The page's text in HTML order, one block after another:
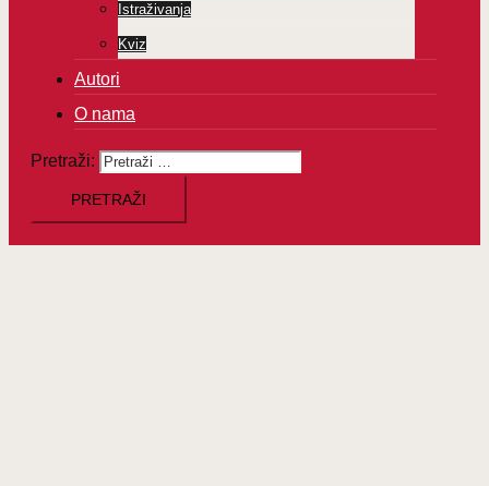
Istraživanja
Kviz
Autori
O nama
Pretraži: